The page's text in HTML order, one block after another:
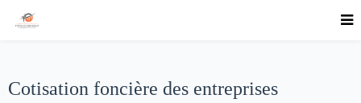
Cotisation foncière des entreprises